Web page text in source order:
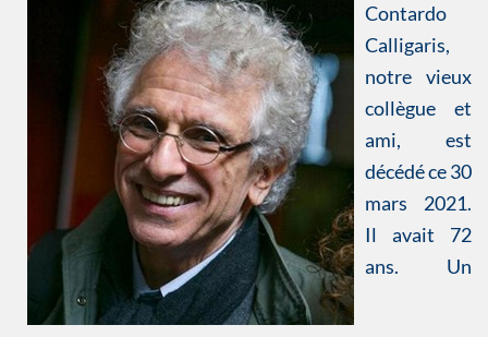
Contardo
Calligaris,
notre vieux
collègue et
ami, est
décédé ce 30
mars 2021.
Il avait 72
ans. Un